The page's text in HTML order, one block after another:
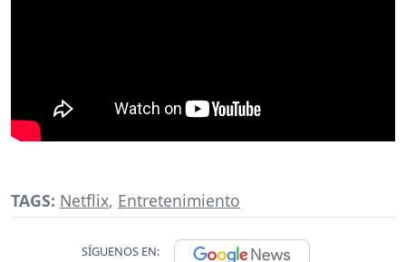
TAGS: Netflix, Entretenimiento
SÍGUENOS EN: